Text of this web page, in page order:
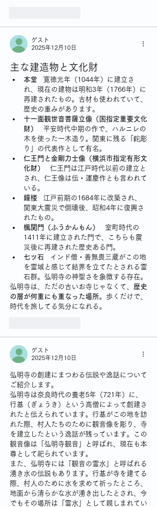
ゲスト
2025年12月10日
主な建造物と文化財
本堂 寛徳元年（1044年）に建立さ
れ、現在の建物は明和3年（1766年）に
再建されたもの。古材も使われていて、
歴史の重みがあります。
十一面観世音菩薩立像（国指定重要文化
財）
平安時代中期の作で、ハルニレの
木を使った一木造り。関東に残る「鉈彫
り」の代表作として有名。
仁王門と金剛力士像（横浜市指定有形文
化財）
仁王門は江戸時代以前の建立と
され、仁王像は伝・運慶作とも言われて
いる。
鐘楼 江戸前期の1684年に改築され、
関東大震災で倒壊後、昭和4年に復興さ
れたもの。
楓関門（ふうかんもん）
室町時代の
1411年に建立された門で、こちらも震
災後に再建された歴史ある門。
七ツ石 インド僧・善無畏三蔵がこの地
を霊域と感じて結界を立てたとされる霊
石群。弘明寺の神聖さを象徴する存在。
弘明寺は、ただの古いお寺じゃなくて、 歴史
の層が何重にも重なった場所。歩くだけで、
時代を旅してる気分になれる。
ゲスト
2025年12月10日
弘明寺の創建にまつわる伝説や逸話について
ご紹介します。
弘明寺は奈良時代の養老5年（721年）に、
行基（ぎょうき）という高僧によって創建さ
れたと伝えられています。行基がこの地を訪
れた際、村人たちのために観音像を彫り、寺
を建立したという逸話が残っています。この
観音像は「弘明寺観音」と呼ばれ、現在も本
尊として祀られています。
また、弘明寺には「観音の霊水」と呼ばれる
湧き水の伝説もあります。行基が寺を建てる
際、村人のために水を求めて祈ったところ、
地面から清らかな水が湧き出したとされ、今
でもその場所は「霊水」として親しまれてい